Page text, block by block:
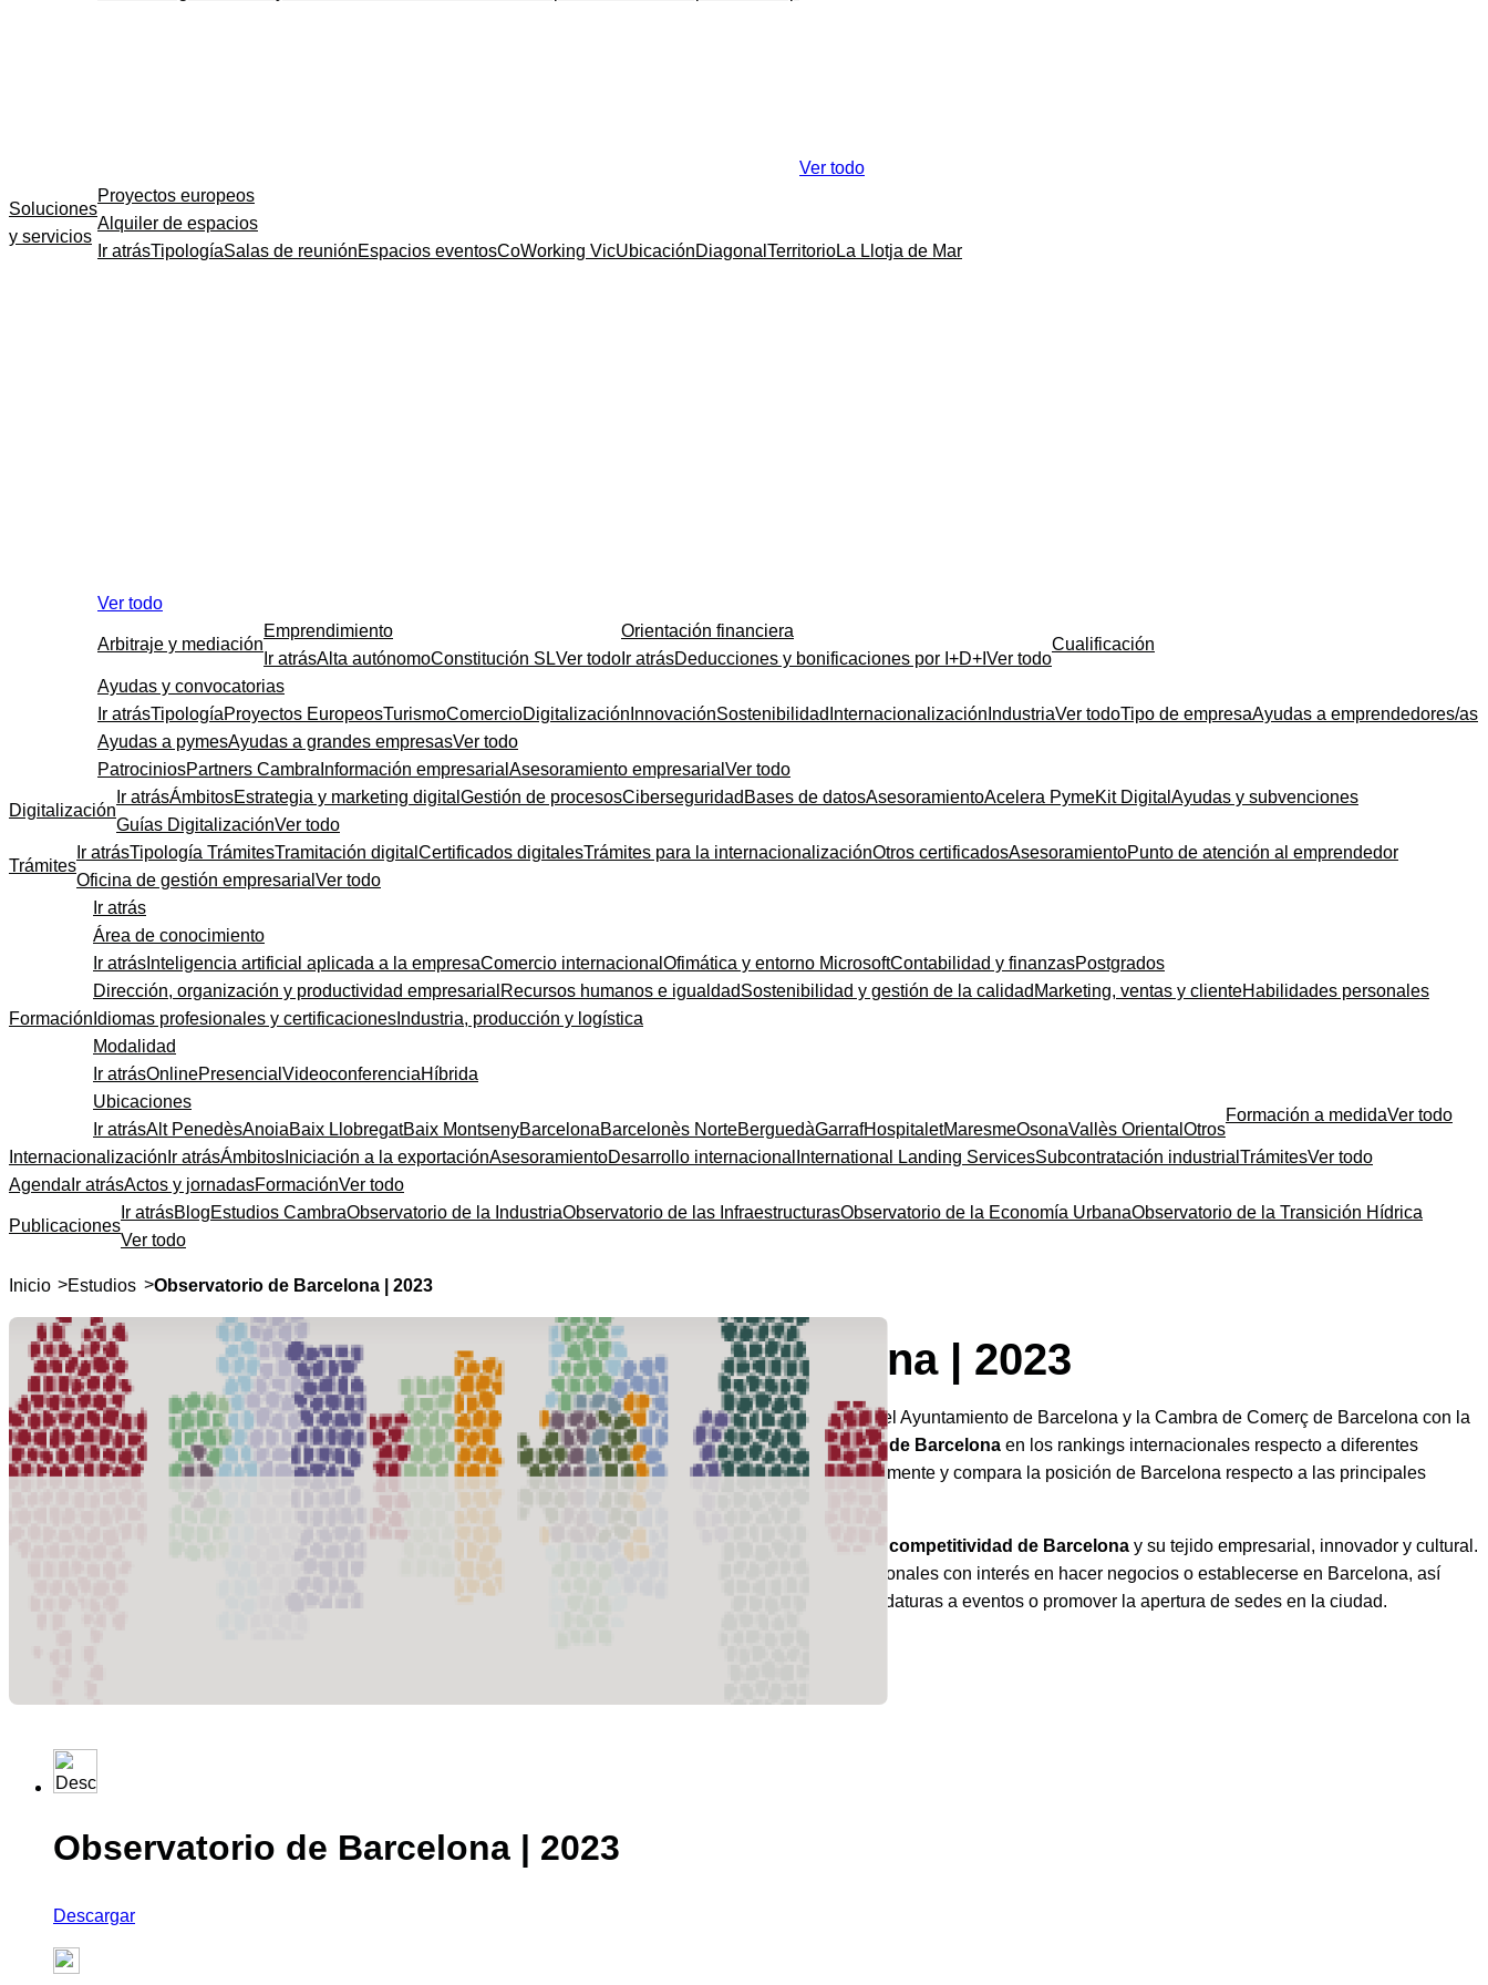
Soluciones
y servicios
Ver todo
Proyectos europeos
Alquiler de espacios
Ir atrásTipologíaSalas de reuniónEspacios eventosCoWorking VicUbicaciónDiagonal TerritorioLa Llotja de Mar
Ver todo
Arbitraje y mediación
Emprendimiento
Ir atrásAlta autónomoConstitución SLVer todo
Orientación financiera
Ir atrásDeducciones y bonificaciones por I+D+I Ver todo
Cualificación
Ayudas y convocatorias
Ir atrásTipologíaProyectos EuropeosTurismoComercioDigitalización InnovaciónSostenibilidad Internacionalización IndustriaVer todoTipo de empresaAyudas a emprendedores/as
Ayudas a pymesAyudas a grandes empresasVer todo
PatrociniosPartners Cambra Información empresarial Asesoramiento empresarial Ver todo
Digitalización
Ir atrásÁmbitosEstrategia y marketing digital Gestión de procesosCiberseguridad Bases de datosAsesoramientoAcelera PymeKit Digital Ayudas y subvenciones
Guías DigitalizaciónVer todo
Trámites
Ir atrásTipología TrámitesTramitación digital Certificados digitalesTrámites para la internacionalizaciónOtros certificadosAsesoramientoPunto de atención al emprendedor
Oficina de gestión empresarial Ver todo
Formación
Ir atrás
Área de conocimiento
Ir atrás Inteligencia artificial aplicada a la empresaComercio internacional Ofimática y entorno MicrosoftContabilidad y finanzasPostgrados
Dirección, organización y productividad empresarial Recursos humanos e igualdadSostenibilidad y gestión de la calidad Marketing, ventas y clienteHabilidades personales
Idiomas profesionales y certificaciones Industria, producción y logística
Modalidad
Ir atrásOnlinePresencial VideoconferenciaHíbrida
Ubicaciones
Ir atrásAlt PenedèsAnoiaBaix LlobregatBaix MontsenyBarcelonaBarcelonès NorteBerguedàGarrafHospitaletMaresmeOsonaVallès Oriental Otros
Formación a medidaVer todo
Internacionalización Ir atrásÁmbitos Iniciación a la exportaciónAsesoramientoDesarrollo internacional International Landing ServicesSubcontratación industrial TrámitesVer todo
Agenda Ir atrásActos y jornadasFormaciónVer todo
Publicaciones
Ir atrásBlogEstudios CambraObservatorio de la IndustriaObservatorio de las InfraestructurasObservatorio de la Economía UrbanaObservatorio de la Transición Hídrica
Ver todo
Inicio >Estudios >Observatorio de Barcelona | 2023
Observatorio de Barcelona | 2023
ElObservatoriode Barcelona es una publicación promovida por el Ayuntamiento de Barcelona y la Cambra de Comerç de Barcelona con la
colaboración de otras entidades que recogeel posicionamiento de Barcelona en los rankings internacionales respecto a diferentes
indicadores económicos y sociales. El análisis se presenta anualmente y compara la posición de Barcelona respecto a las principales
ciudades del mundo.
Observatoriose ha convertido en una referencia para medir la competitividad de Barcelona y su tejido empresarial, innovador y cultural.
El estudio pretende ofrecer referencias a instituciones y multinacionales con interés en hacer negocios o establecerse en Barcelona, así
como para atraer talento y dar apoyo en la presentación de candidaturas a eventos o promover la apertura de sedes en la ciudad.
Observatorio de Barcelona | 2023
Descargar